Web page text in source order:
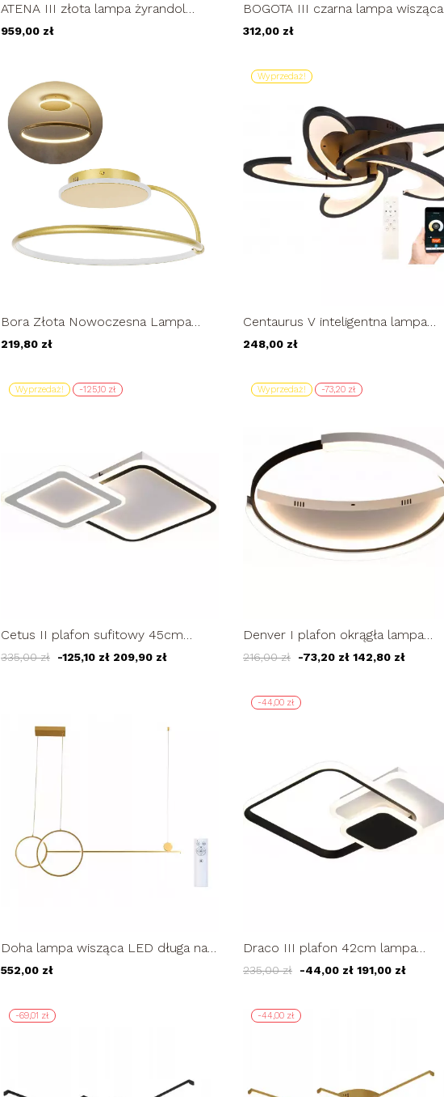
ATENA III złota lampa żyrandol
kryształowy pilot 30/50/70cm ring...
959,00 zł
BOGOTA III czarna lampa wisząca
żyrandol LED ring kwadrat 46W...
312,00 zł
Bora Złota Nowoczesna Lampa
Sufitowa Wobako Żyrandol LED
PLAFON...
219,80 zł
Wyprzedaż!
Centaurus V inteligentna lampa
sufitowa Wobako LED 43W Tuya
248,00 zł
Wyprzedaż! -125,10 zł
Cetus II plafon sufitowy 45cm
lampa akrylowa kwadrat LED 44W
335,00 zł -125,10 zł 209,90 zł
Wyprzedaż! -73,20 zł
Denver I plafon okrągła lampa
sufitowa żyrandol LED 33W
216,00 zł -73,20 zł 142,80 zł
Doha lampa wisząca LED długa nad
stół nowoczesna 114cm
552,00 zł
-44,00 zł
Draco III plafon 42cm lampa
sufitowa kwadrat LED 45W
235,00 zł -44,00 zł 191,00 zł
-69,01 zł -44,00 zł